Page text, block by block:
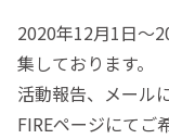
2020年12月1日〜
集しております。
活動報告、メール
FIREページにてご